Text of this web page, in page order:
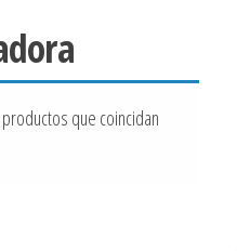
que coincidan